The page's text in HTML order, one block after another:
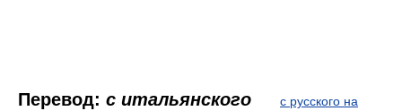
Перевод: с итальянского
с русского на